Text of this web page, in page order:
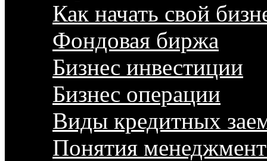
Как начать свой
Фондовая биржа
Бизнес инвестиции
Бизнес операции
Виды кредитных
Понятия